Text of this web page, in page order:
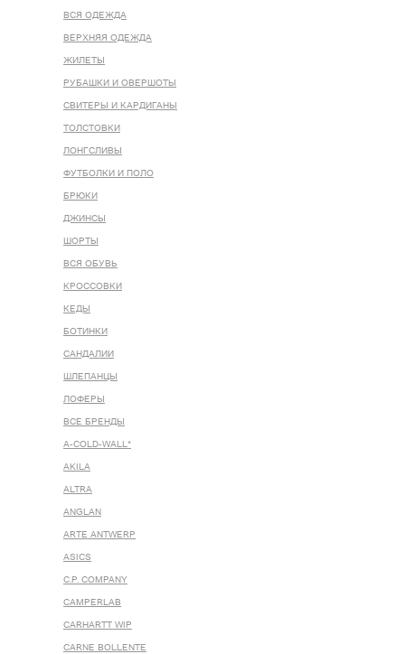
ВСЯ ОДЕЖДА
ВЕРХНЯЯ ОДЕЖДА
ЖИЛЕТЫ
РУБАШКИ И ОВЕРШОТЫ
СВИТЕРЫ И КАРДИГАНЫ
ТОЛСТОВКИ
ЛОНГСЛИВЫ
ФУТБОЛКИ И ПОЛО
БРЮКИ
ДЖИНСЫ
ШОРТЫ
ВСЯ ОБУВЬ
КРОССОВКИ
КЕДЫ
БОТИНКИ
САНДАЛИИ
ШЛЕПАНЦЫ
ЛОФЕРЫ
ВСЕ БРЕНДЫ
A-COLD-WALL*
AKILA
ALTRA
ANGLAN
ARTE ANTWERP
ASICS
C.P. COMPANY
CAMPERLAB
CARHARTT WIP
CARNE BOLLENTE